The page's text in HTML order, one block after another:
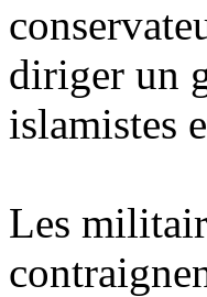
diriger un
islamistes
Les